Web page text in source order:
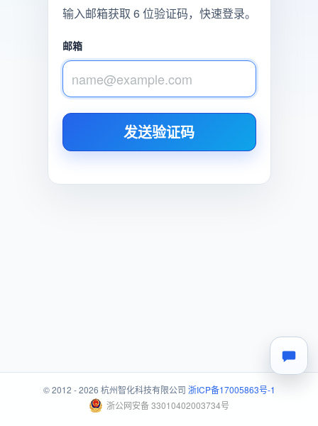
输入邮箱获取 6 位验证码，快速登录。
邮箱
发送验证码
© 2012 - 2026 杭州智化科技有限公司 浙ICP备17005863号-1
浙公网安备 33010402003734号